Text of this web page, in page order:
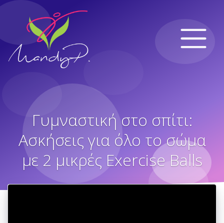
Γυμναστική στο σπίτι:
Ασκήσεις για όλο το σώμα
με 2 μικρές Exercise Balls